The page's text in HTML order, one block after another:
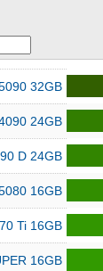
32GB
24GB
D 24GB
16GB
Ti 16GB
16GB